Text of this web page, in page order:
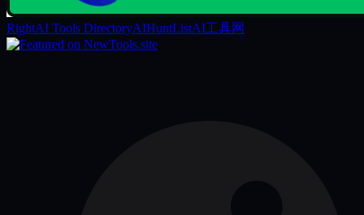
RightAI Tools DirectoryAIHuntListAI工具网